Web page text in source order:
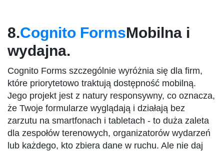
8.Cognito FormsMobilna i
wydajna.
Cognito Forms szczególnie wyróżnia się dla firm,
które priorytetowo traktują dostępność mobilną.
Jego projekt jest z natury responsywny, co oznacza,
że Twoje formularze wyglądają i działają bez
zarzutu na smartfonach i tabletach - to duża zaleta
dla zespołów terenowych, organizatorów wydarzeń
lub każdego, kto zbiera dane w ruchu. Ale nie daj